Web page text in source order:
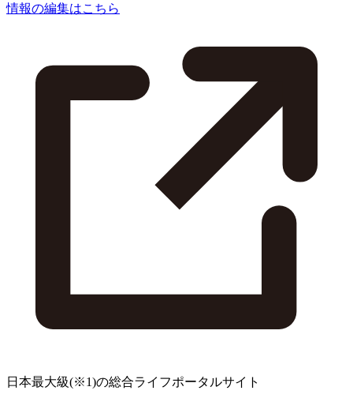
情報の編集はこちら
日本最大級(※1)の総合ライフポータルサイト